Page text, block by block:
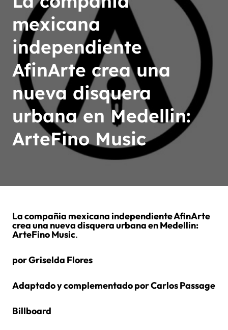
mexicana
independiente
AfinArte crea una
nueva disquera
urbana en Medellin:
ArteFino Music
La compañia mexicana independiente AfinArte
crea una nueva disquera urbana en Medellin:
ArteFino Music.
por Griselda Flores
Adaptado y complementado por Carlos Passage
Billboard